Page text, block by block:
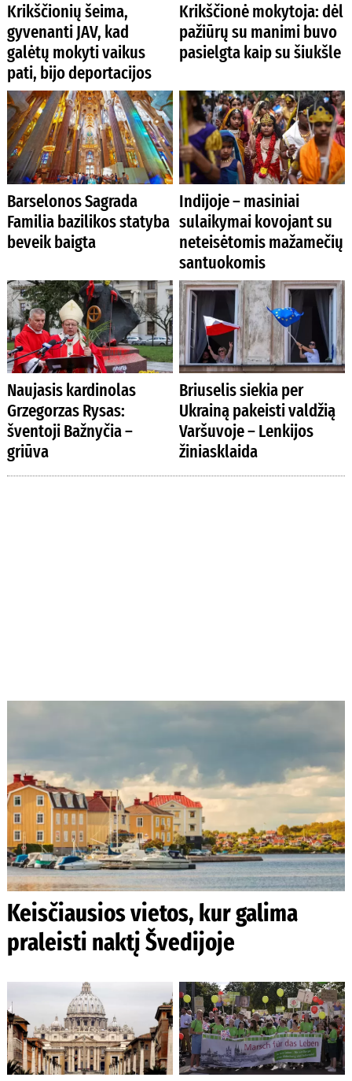
Krikščionių šeima,
gyvenanti JAV, kad
galėtų mokyti vaikus
pati, bijo deportacijos
Krikščionė mokytoja: dėl
pažiūrų su manimi buvo
pasielgta kaip su šiukšle
Barselonos Sagrada
Familia bazilikos statyba
beveik baigta
Indijoje – masiniai
sulaikymai kovojant su
neteisėtomis mažamečių
santuokomis
Naujasis kardinolas
Grzegorzas Rysas:
šventoji Bažnyčia –
griūva
Briuselis siekia per
Ukrainą pakeisti valdžią
Varšuvoje – Lenkijos
žiniasklaida
Keisčiausios vietos, kur galima
praleisti naktį Švedijoje